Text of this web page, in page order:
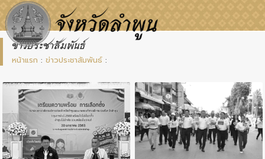
ข่าวประชาสัมพันธ์
หน้าแรก : ข่าวประชาสัมพันธ์ :
ข่าวประชาสัมพันธ์